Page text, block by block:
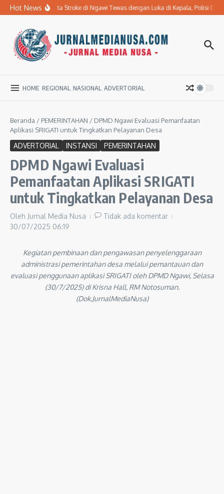
Lewati ke konten
Hot News
Ibu Penderita Stroke di Ngawi Tewas dengan Luka di Kepala, Polisi
HOME REGIONAL NASIONAL ADVERTORIAL
Beranda / PEMERINTAHAN / DPMD Ngawi Evaluasi Pemanfaatan
Aplikasi SRIGATI untuk Tingkatkan Pelayanan Desa
ADVERTORIAL INSTANSI PEMERINTAHAN
DPMD Ngawi Evaluasi
Pemanfaatan Aplikasi SRIGATI
untuk Tingkatkan Pelayanan Desa
Oleh Jurnal Media Nusa
Tidak ada komentar
30/07/2025 06:19
Kegiatan pembinaan dan pengawasan penyelenggaraan
administrasi pemerintahan desa melalui pemantauan dan
evaluasi penggunaan aplikasi SRIGATI oleh DPMD Ngawi, Selasa
(30/7/2025) di Krisna Hall, RM Notosuman.
(Dok.JurnalMediaNusa)